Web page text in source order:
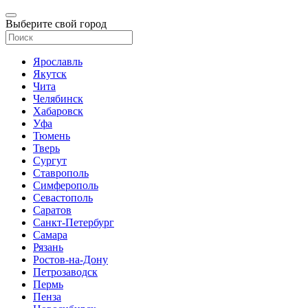
Выберите свой город
Ярославль
Якутск
Чита
Челябинск
Хабаровск
Уфа
Тюмень
Тверь
Сургут
Ставрополь
Симферополь
Севастополь
Саратов
Санкт-Петербург
Самара
Рязань
Ростов-на-Дону
Петрозаводск
Пермь
Пенза